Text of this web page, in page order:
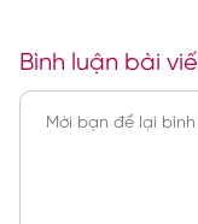
Bình luận bài